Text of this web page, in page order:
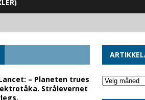
– Planeten trues
Strålevernet